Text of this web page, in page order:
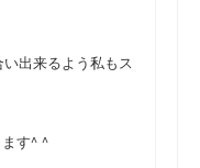
出来るよう私もス
す^ ^